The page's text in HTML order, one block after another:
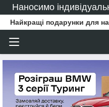
Наносимо
Найкращі подарунки для